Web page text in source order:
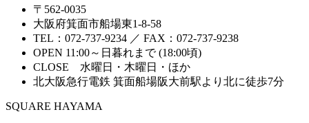
〒562-0035
大阪府箕面市船場東1-8-58
TEL：072-737-9234 ／ FAX：072-737-9238
OPEN 11:00～日暮れまで (18:00頃)
CLOSE 水曜日・木曜日・ほか
北大阪急行電鉄 箕面船場阪大前駅より北に徒歩7分
SQUARE HAYAMA